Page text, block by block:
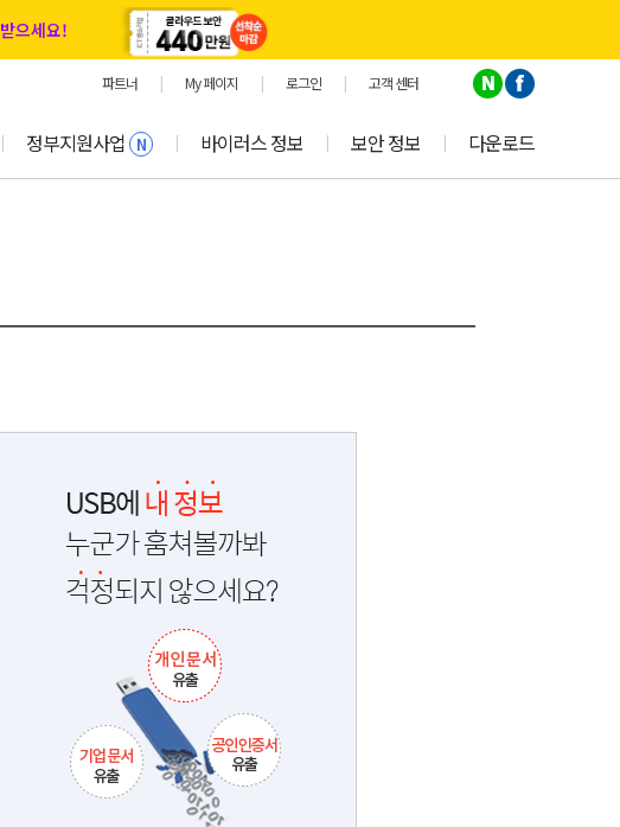
으세요!
파트너 | My 페이지 | 로그인 | 고객 센터
| 정부지원사업 N | 바이러스 정보 | 보안 정보 | 다운로드